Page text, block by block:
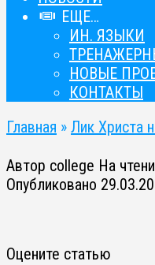
ЕЩЕ…
ИН. ЯЗЫКИ
НОВЫЕ
КОНТАКТЫ
Главная » Лик Христа
Автор college На
Опубликовано
Оцените статью